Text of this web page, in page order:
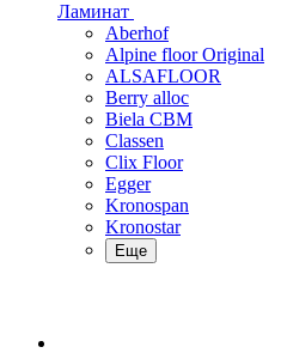
Ламинат
Aberhof
Alpine floor Original
ALSAFLOOR
Berry alloc
Biela CBM
Classen
Clix Floor
Egger
Kronospan
Kronostar
Еще